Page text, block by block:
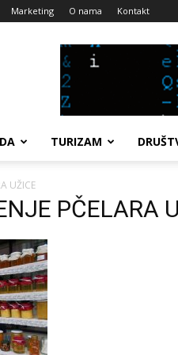
Marketing O nama Kontakt
TURIZAM
UŽICE
PČELARA